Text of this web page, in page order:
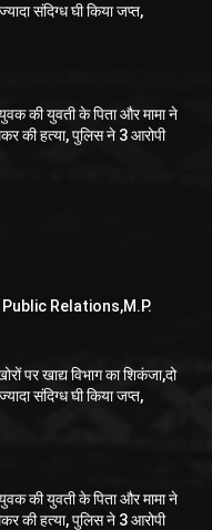
संदिग्ध घी किया जप्त,
की युवती के पिता और मामा ने
की हत्या, पुलिस ने 3 आरोपी
Relations,M.P.
पर खाद्य विभाग का शिकंजा,दो
संदिग्ध घी किया जप्त,
की युवती के पिता और मामा ने
की हत्या, पुलिस ने 3 आरोपी